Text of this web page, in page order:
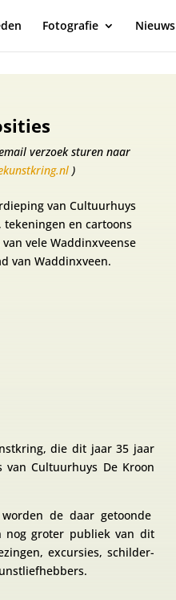
Fotografie Nieuws
verzoek sturen naar
)
van Cultuurhuys
en cartoons
vele Waddinxveense
van Waddinxveen.
die dit jaar 35 jaar
Cultuurhuys De Kroon
de daar getoonde
nog groter publiek van dit
excursies, schilder-